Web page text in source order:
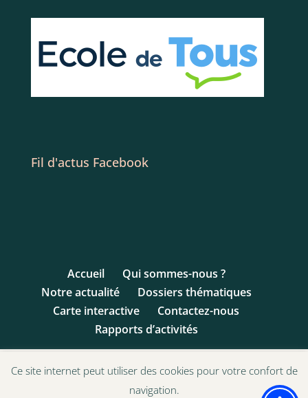
Fil d'actus Facebook
Accueil
Qui sommes-nous ?
Notre actualité
Dossiers thématiques
Carte interactive
Contactez-nous
Rapports d’activités
© 1993 - 2017 Ligue des Droits de l'Enfant | Site
Ce site internet peut utiliser des cookies pour votre confort de
navigation.